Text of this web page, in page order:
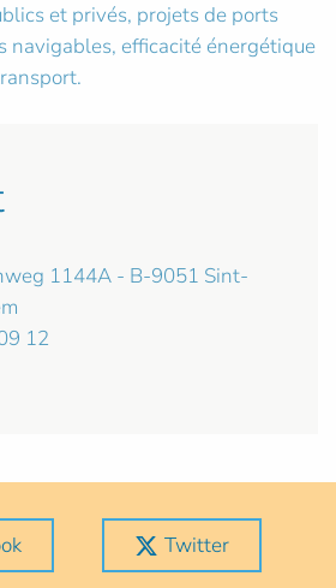
et privés, projets de ports
navigables, efficacité énergétique
1144A - B-9051 Sint-
12
Twitter